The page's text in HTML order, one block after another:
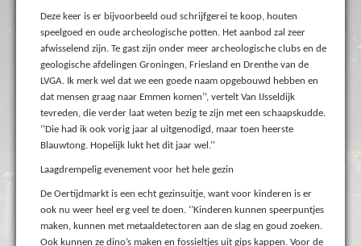
Deze keer is er bijvoorbeeld oud schrijfgerei te koop, houten
speelgoed en oude archeologische potten. Het aanbod zal zeer
afwisselend zijn. Te gast zijn onder meer archeologische clubs en de
geologische afdelingen Groningen, Friesland en Drenthe van de
LVGA. Ik merk wel dat we een goede naam opgebouwd hebben en
dat mensen graag naar Emmen komen’’, vertelt Van IJsseldijk
tevreden, die verder laat weten bezig te zijn met een schaapskudde.
‘’Die had ik ook vorig jaar al uitgenodigd, maar toen heerste
Blauwtong. Hopelijk lukt het dit jaar wel.’’
Laagdrempelig evenement voor het hele gezin
De Oertijdmarkt is een echt gezinsuitje, want voor kinderen is er
ook nu weer heel erg veel te doen. ‘’Kinderen kunnen speerpuntjes
maken, kunnen met metaaldetectoren aan de slag en goud zoeken.
Ook kunnen ze dino’s maken en fossieltjes uit gips kappen. Voor de